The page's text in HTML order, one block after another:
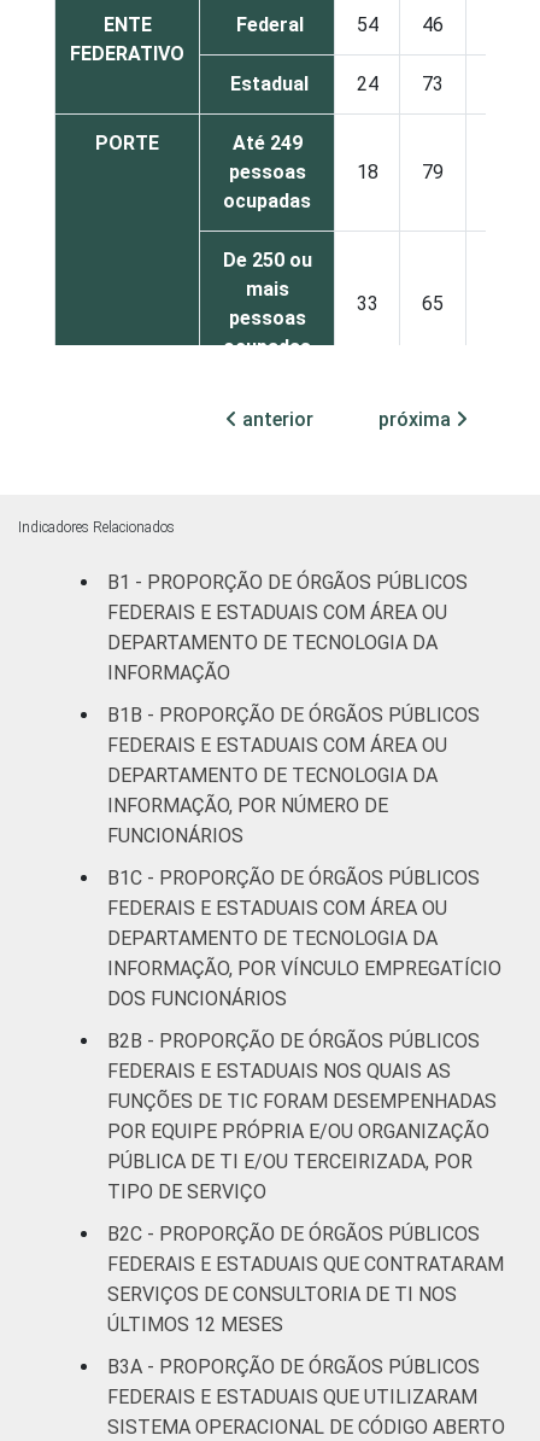
ENTE
FEDERATIVO
Federal 54 46
Estadual 24 73
PORTE
Até 249
pessoas
ocupadas
18 79
De 250 ou
mais
pessoas
ocupadas
33 65
¹Base: 1.644 órgãos públicos federais e
anterior próxima
Indicadores Relacionados
B1 - PROPORÇÃO DE ÓRGÃOS PÚBLICOS
FEDERAIS E ESTADUAIS COM ÁREA OU
DEPARTAMENTO DE TECNOLOGIA DA
INFORMAÇÃO
B1B - PROPORÇÃO DE ÓRGÃOS PÚBLICOS
FEDERAIS E ESTADUAIS COM ÁREA OU
DEPARTAMENTO DE TECNOLOGIA DA
INFORMAÇÃO, POR NÚMERO DE
FUNCIONÁRIOS
B1C - PROPORÇÃO DE ÓRGÃOS PÚBLICOS
FEDERAIS E ESTADUAIS COM ÁREA OU
DEPARTAMENTO DE TECNOLOGIA DA
INFORMAÇÃO, POR VÍNCULO EMPREGATÍCIO
DOS FUNCIONÁRIOS
B2B - PROPORÇÃO DE ÓRGÃOS PÚBLICOS
FEDERAIS E ESTADUAIS NOS QUAIS AS
FUNÇÕES DE TIC FORAM DESEMPENHADAS
POR EQUIPE PRÓPRIA E/OU ORGANIZAÇÃO
PÚBLICA DE TI E/OU TERCEIRIZADA, POR
TIPO DE SERVIÇO
B2C - PROPORÇÃO DE ÓRGÃOS PÚBLICOS
FEDERAIS E ESTADUAIS QUE CONTRATARAM
SERVIÇOS DE CONSULTORIA DE TI NOS
ÚLTIMOS 12 MESES
B3A - PROPORÇÃO DE ÓRGÃOS PÚBLICOS
FEDERAIS E ESTADUAIS QUE UTILIZARAM
SISTEMA OPERACIONAL DE CÓDIGO ABERTO